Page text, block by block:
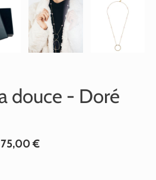
douce - Doré
Prix
75,00 €